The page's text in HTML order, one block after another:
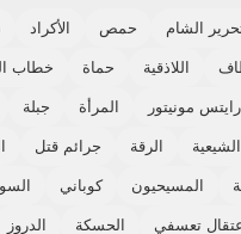
الشام حمص الأكراد
اللاذقية حماة خطاب
رايتس مونيتور المرأة جبلة
الرقة جرائم قتل
المسيحيون كوباني
تعسفي الحسكة الدروز